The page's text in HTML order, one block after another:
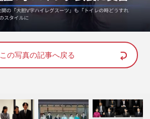
o
d
d
:
この写真の記事へ戻る